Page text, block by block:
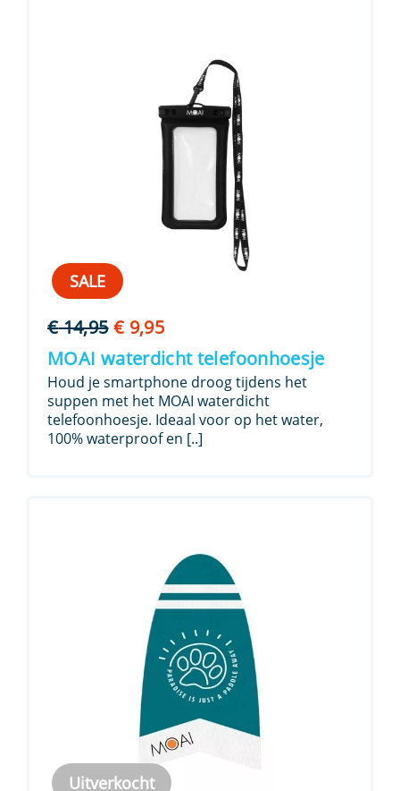
SALE
€14,95 Oorspronkelijke
prijs
was:
€ 14,95.
€9,95Huidige
prijs
is:
€ 9,95.
MOAI waterdicht telefoonhoesje
Houd je smartphone droog tijdens het
suppen met het MOAI waterdicht
telefoonhoesje. Ideaal voor op het water,
100% waterproof en [..]
Uitverkocht